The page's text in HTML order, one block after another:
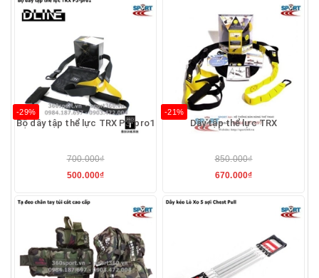
-29%
Bộ dây tập thể lực TRX P3-pro1
700.000₫
500.000₫
-21%
Dây tập thể lực TRX
850.000₫
670.000₫